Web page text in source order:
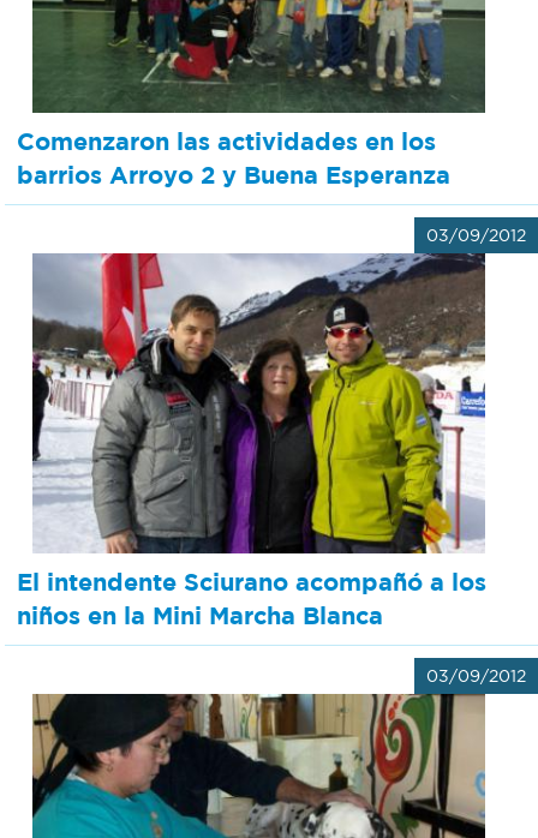
Comenzaron las actividades en los
barrios Arroyo 2 y Buena Esperanza
03/09/2012
El intendente Sciurano acompañó a los
niños en la Mini Marcha Blanca
03/09/2012